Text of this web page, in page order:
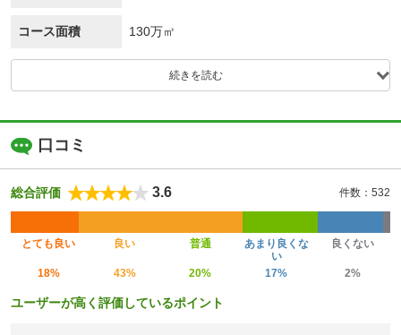
コース面積 130万㎡
続きを読む
口コミ
総合評価 3.6 件数：532
とても良い 良い 普通
あまり良くな
い
良くない
18% 43% 20% 17% 2%
ユーザーが高く評価しているポイント